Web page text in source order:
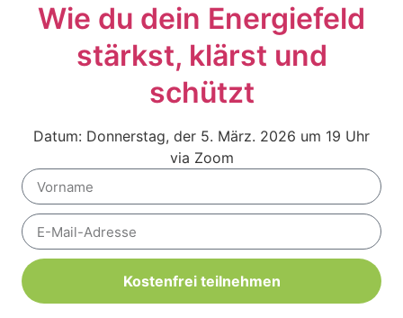
Wie du dein Ener­gie­feld
stärkst, klärst und
schützt
Datum: Don­ners­tag, der 5. März. 2026 um 19 Uhr
via Zoom
Kostenfrei teilnehmen